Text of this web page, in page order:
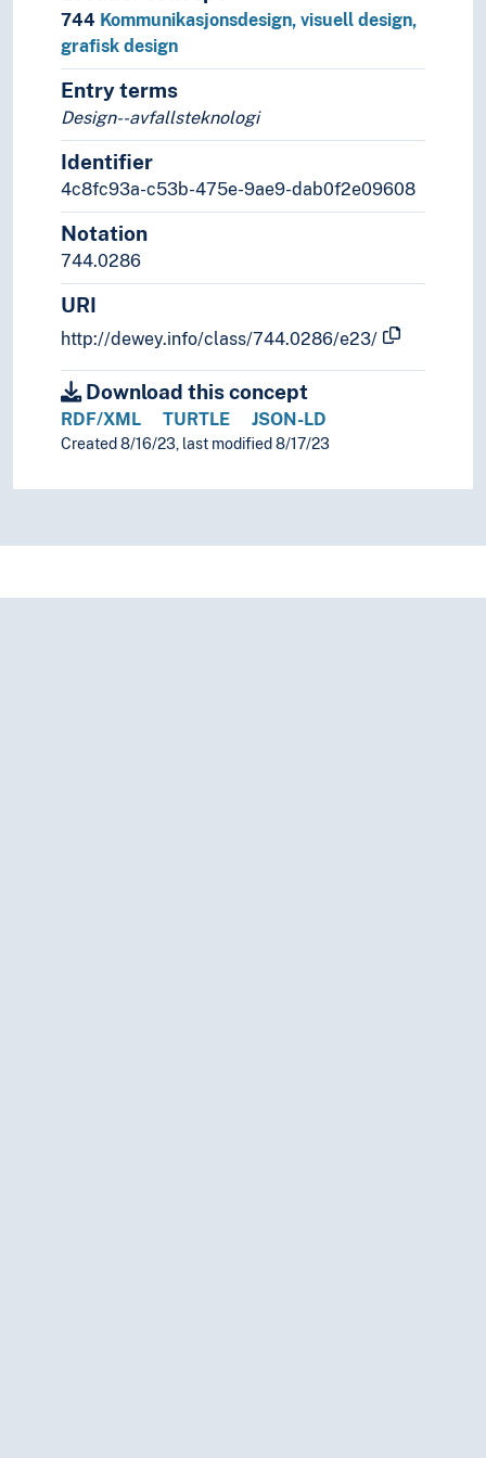
744 Kommunikasjonsdesign, visuell design,
grafisk design
Entry terms
Design--avfallsteknologi
Identifier
4c8fc93a-c53b-475e-9ae9-dab0f2e09608
Notation
744.0286
URI
http://dewey.info/class/744.0286/e23/
Download this concept
RDF/XML TURTLE JSON-LD
Created 8/16/23, last modified 8/17/23